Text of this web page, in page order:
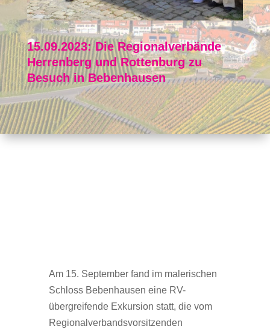
15.09.2023: Die Regionalverbände
Herrenberg und Rottenburg zu
Besuch in Bebenhausen
Am 15. September fand im malerischen
Schloss Bebenhausen eine RV-
übergreifende Exkursion statt, die vom
Regionalverbandsvorsitzenden